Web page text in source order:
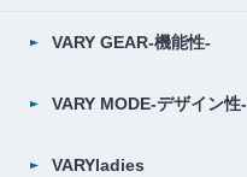
VARY GEAR-機能性-
VARY MODE-デザイン性-
VARYladies